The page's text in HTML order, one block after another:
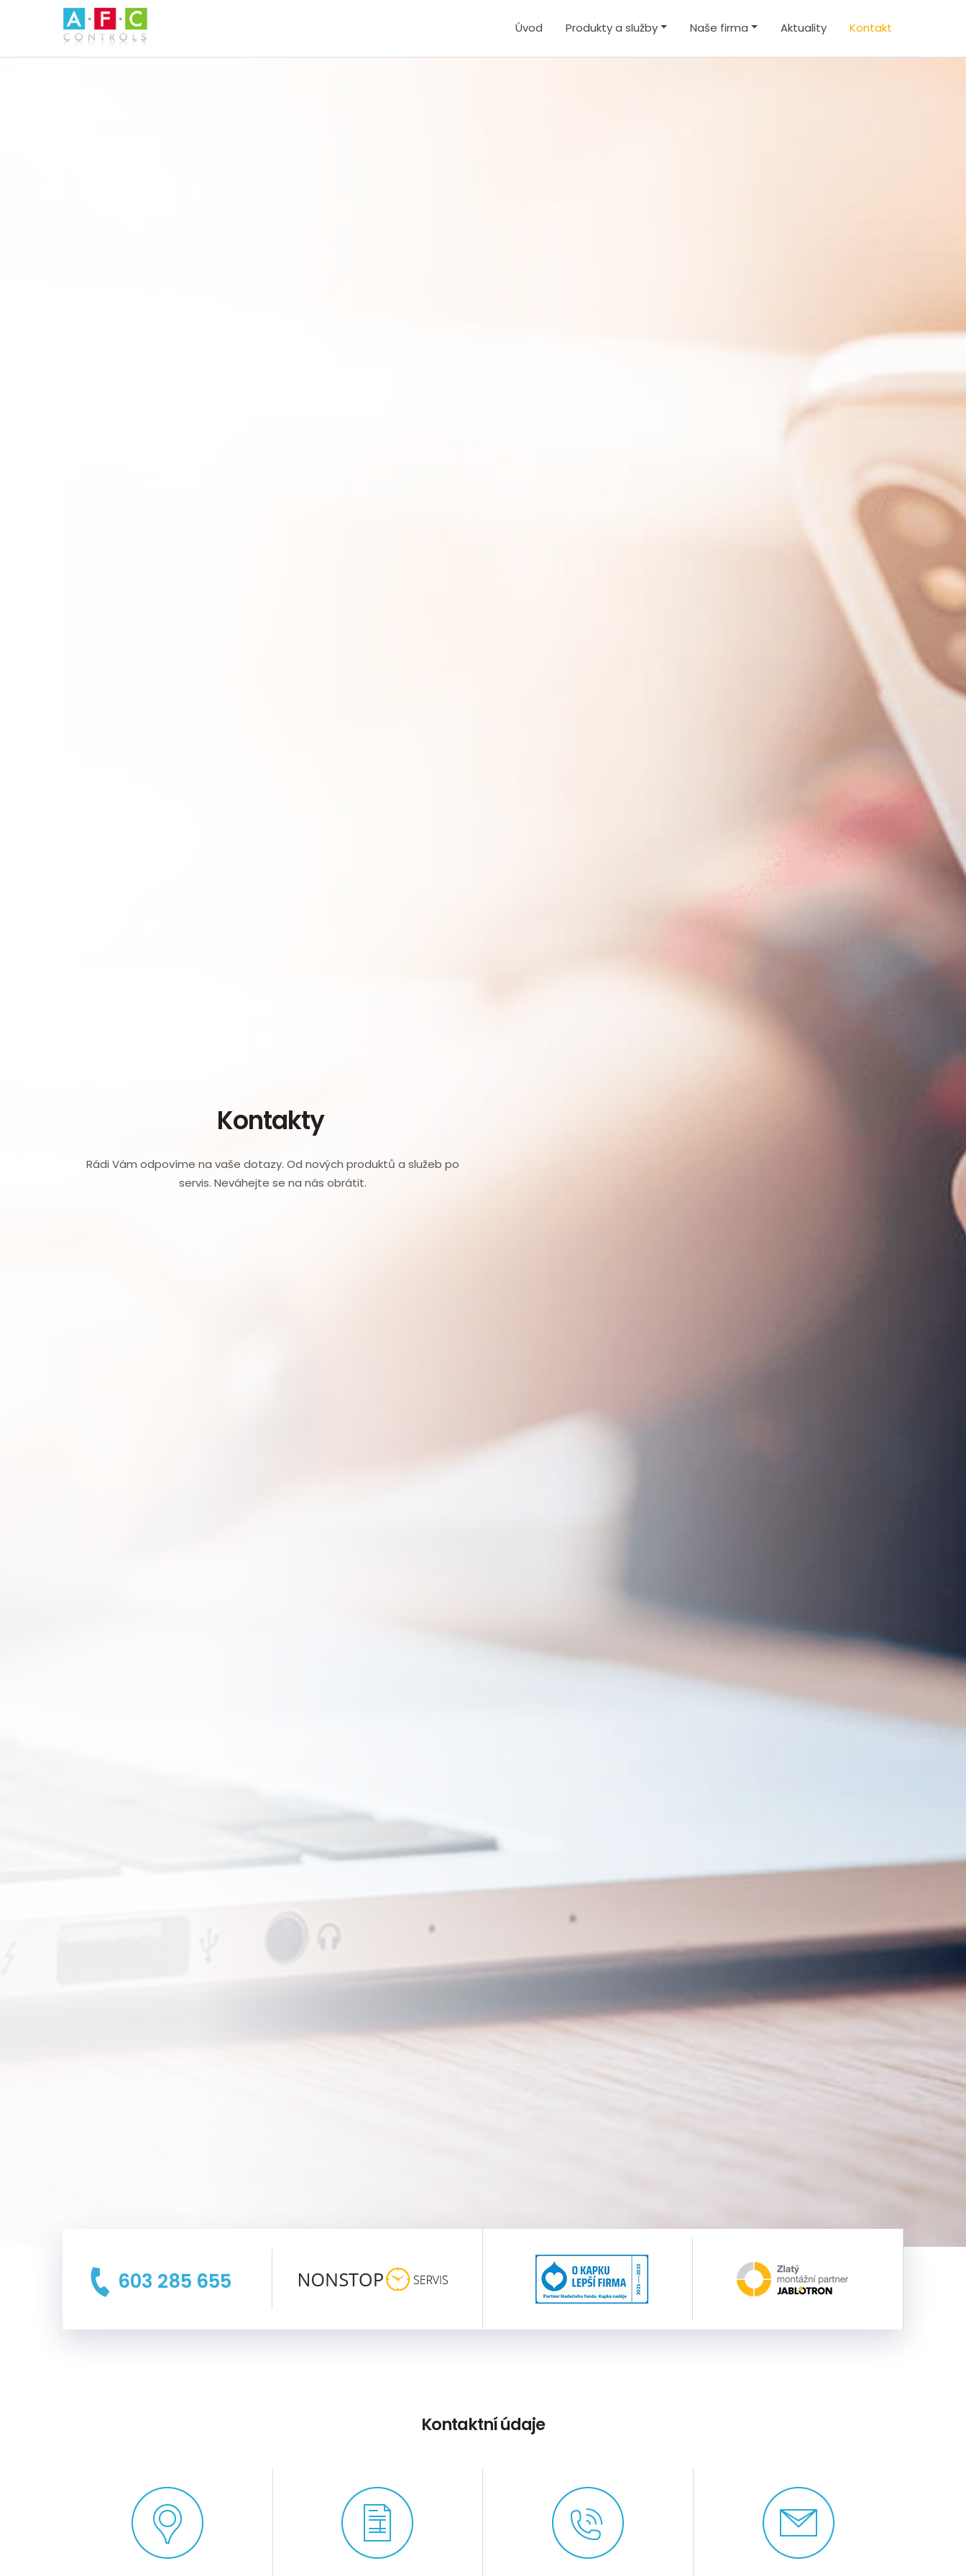
Úvod Produkty a služby Naše firma Aktuality Kontakt
Kontakty
Rádi Vám odpovíme na vaše dotazy. Od nových produktů a služeb po
servis. Neváhejte se na nás obrátit.
603 285 655
Kontaktní údaje